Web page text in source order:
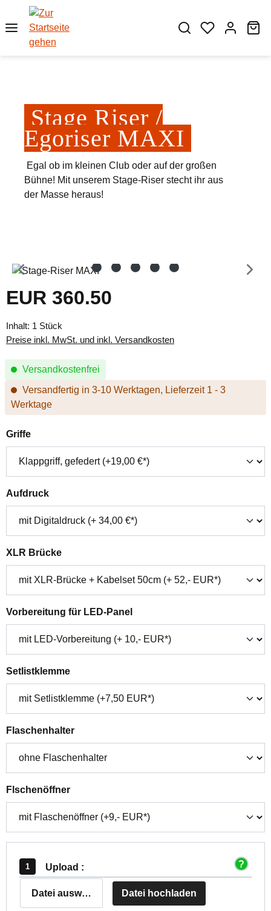
Zum Hauptinhalt springen
Stage Riser /
Egoriser MAXI
Egal ob im kleinen Club oder auf der großen
Bühne! Mit unserem Stage-Riser stecht ihr aus
der Masse heraus!
Bildergalerie überspringen
Regulärer Preis:
EUR 360.50
Inhalt: 1 Stück
Preise inkl. MwSt. und inkl. Versandkosten
Versandkostenfrei
Versandfertig in 3-10 Werktagen, Lieferzeit 1 - 3
Werktage
Griffeauswählen
Aufdruckauswählen
XLR Brückeauswählen
Vorbereitung für LED-Panelauswählen
Setlistklemmeauswählen
Flaschenhalterauswählen
Flschenöffnerauswählen
Upload :
Datei auswählen Datei hochladen